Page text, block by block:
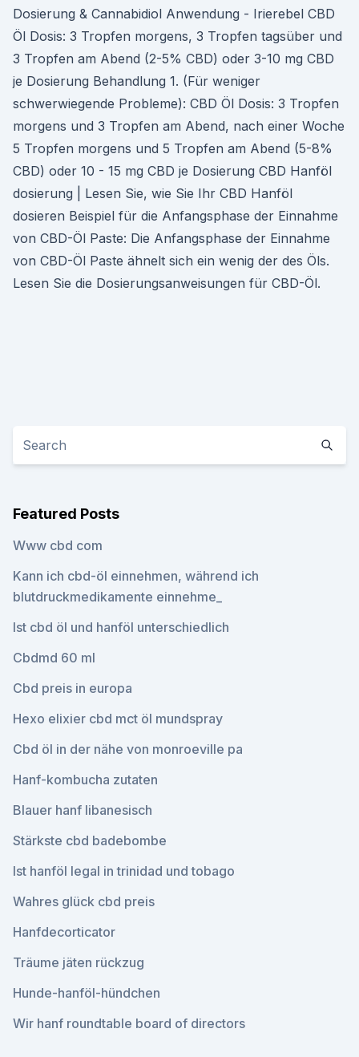
Dosierung & Cannabidiol Anwendung - Irierebel CBD
Öl Dosis: 3 Tropfen morgens, 3 Tropfen tagsüber und
3 Tropfen am Abend (2-5% CBD) oder 3-10 mg CBD
je Dosierung Behandlung 1. (Für weniger
schwerwiegende Probleme): CBD Öl Dosis: 3 Tropfen
morgens und 3 Tropfen am Abend, nach einer Woche
5 Tropfen morgens und 5 Tropfen am Abend (5-8%
CBD) oder 10 - 15 mg CBD je Dosierung CBD Hanföl
dosierung | Lesen Sie, wie Sie Ihr CBD Hanföl
dosieren Beispiel für die Anfangsphase der Einnahme
von CBD-Öl Paste: Die Anfangsphase der Einnahme
von CBD-Öl Paste ähnelt sich ein wenig der des Öls.
Lesen Sie die Dosierungsanweisungen für CBD-Öl.
Featured Posts
Www cbd com
Kann ich cbd-öl einnehmen, während ich
blutdruckmedikamente einnehme_
Ist cbd öl und hanföl unterschiedlich
Cbdmd 60 ml
Cbd preis in europa
Hexo elixier cbd mct öl mundspray
Cbd öl in der nähe von monroeville pa
Hanf-kombucha zutaten
Blauer hanf libanesisch
Stärkste cbd badebombe
Ist hanföl legal in trinidad und tobago
Wahres glück cbd preis
Hanfdecorticator
Träume jäten rückzug
Hunde-hanföl-hündchen
Wir hanf roundtable board of directors